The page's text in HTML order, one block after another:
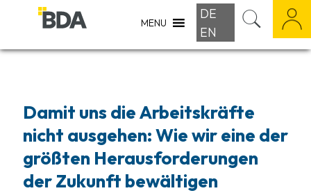
MENU
DE
EN
Damit uns die Arbeitskräfte
nicht ausgehen: Wie wir eine der
größten Herausforderungen
der Zukunft bewältigen